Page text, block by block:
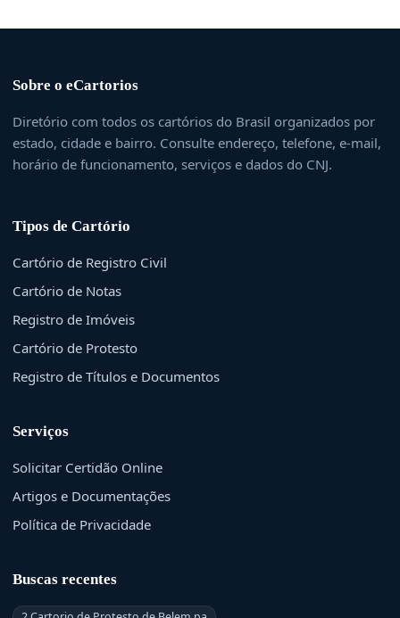
Sobre o eCartorios
Diretório com todos os cartórios do Brasil organizados por
estado, cidade e bairro. Consulte endereço, telefone, e-mail,
horário de funcionamento, serviços e dados do CNJ.
Tipos de Cartório
Cartório de Registro Civil
Cartório de Notas
Registro de Imóveis
Cartório de Protesto
Registro de Títulos e Documentos
Serviços
Solicitar Certidão Online
Artigos e Documentações
Política de Privacidade
Buscas recentes